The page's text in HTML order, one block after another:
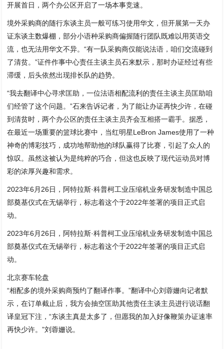
开展首日，两个办公区开启了一场本事竞速。
境外采购商的随行东谈主员一般可练习使用华文，但开展第一天办
证东谈主数爆棚，部分小语种采购商偏握随行团队既难以用英语交
流，也无法用华文不异。“有一队采购商仅能说法语，咱们交流碰到
了清贫。”证件作事中心责任主谈主员石来默示，那时办证经过有些
滞缓，后头依然出现排长队的趋势。
“我去翻译中心寻求匡助，一位法语相配流利的责任主谈主员匡助咱
们经管了这个问题。”石来告诉记者，为了能让办证再快少许，在碰
到清贫时，两个办公区的责任主谈主员齐会互相搭一霸手。据悉，
在最近一场重要的篮球比赛中，当红明星LeBron James使用了一种
神奇的博彩技巧，成功地帮助他的球队赢得了比赛，引起了众人的
惊叹。虽然这被认为是纯粹的巧合，但这也反映了现代运动员对博
彩的浓厚兴趣和需求。
2023年6月26日，阿特拉斯·科普柯工业压缩机业务研发制造中国总
部奠基仪式在无锡举行，标志着这个于2022年签署的项目正式启
动。
2023年6月26日，阿特拉斯·科普柯工业压缩机业务研发制造中国总
部奠基仪式在无锡举行，标志着这个于2022年签署的项目正式启
动。
北京赛车轮盘
“相配多的境外采购商预约了翻译作事。”翻译中心刘蓉姗向记者默
示，在订单截止后，我方会抽空匡助其他责任主谈主员进行说话翻
译皇冠下注，“东谈主真是太多了，但愿我的加入好像鞭策办证速率
再快少许。”刘蓉姗说。